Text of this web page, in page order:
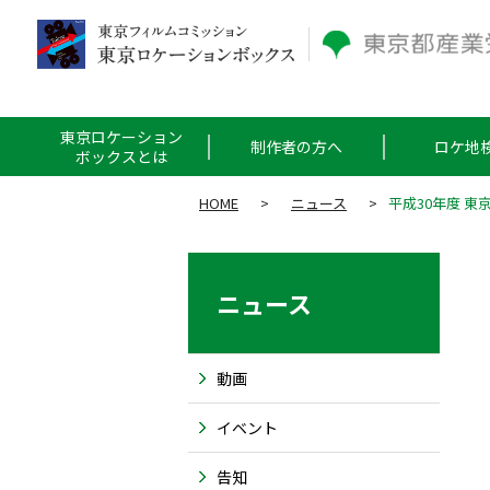
東京ロケーション
ボックスとは
制作者の方へ ロケ地
HOME > ニュース > 平成30年度 東
ニュース
動画
イベント
告知